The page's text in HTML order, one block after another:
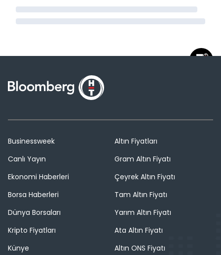
Businessweek
Canlı Yayın
Ekonomi Haberleri
Borsa Haberleri
Dünya Borsaları
Kripto Fiyatları
Künye
Altın Fiyatları
Gram Altın Fiyatı
Çeyrek Altın Fiyatı
Tam Altın Fiyatı
Yarım Altın Fiyatı
Ata Altın Fiyatı
Altın ONS Fiyatı